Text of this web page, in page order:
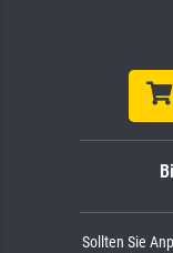
Sollten Sie